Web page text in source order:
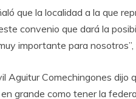
que la localidad a la que
convenio que dará la
importante para
Comechingones dijo
grande como tener la